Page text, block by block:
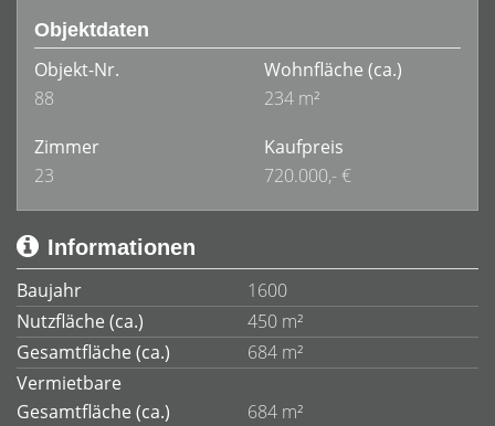
Objektdaten
Objekt-Nr.
88
Wohnfläche (ca.)
234 m²
Zimmer
23
Kaufpreis
720.000,- €
Informationen
Baujahr
1600
Nutzfläche (ca.)
450 m²
Gesamtfläche (ca.)
684 m²
Vermietbare
Gesamtfläche (ca.)
684 m²